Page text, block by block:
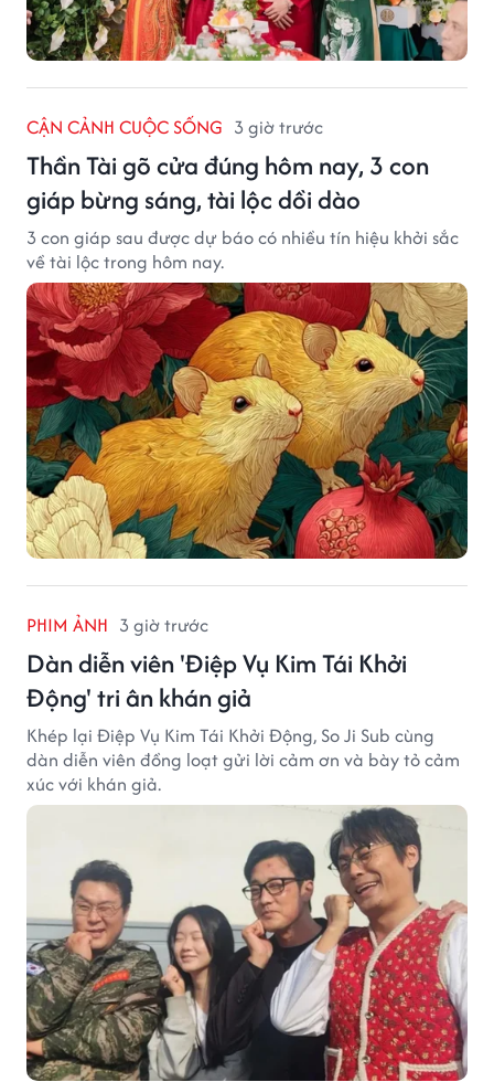
CẬN CẢNH CUỘC SỐNG 3 giờ trước
Thần Tài gõ cửa đúng hôm nay, 3 con
giáp bừng sáng, tài lộc dồi dào
3 con giáp sau được dự báo có nhiều tín hiệu khởi sắc
về tài lộc trong hôm nay.
PHIM ẢNH 3 giờ trước
Dàn diễn viên 'Điệp Vụ Kim Tái Khởi
Động' tri ân khán giả
Khép lại Điệp Vụ Kim Tái Khởi Động, So Ji Sub cùng
dàn diễn viên đồng loạt gửi lời cảm ơn và bày tỏ cảm
xúc với khán giả.